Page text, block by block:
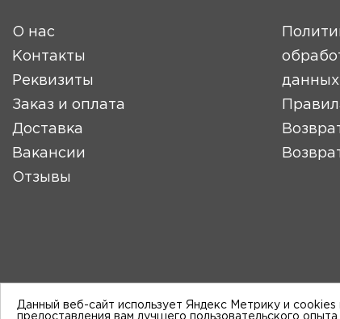
О нас
Контакты
Реквизиты
Заказ и оплата
Доставка
Вакансии
Отзывы
данных
Данный веб-сайт использует Яндекс Метрику и cookies
предоставления вам лучшего пользовательского